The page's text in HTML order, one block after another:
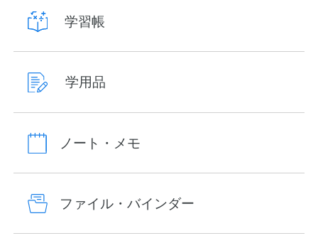
学習帳
学用品
ノート・メモ
ファイル・バインダー